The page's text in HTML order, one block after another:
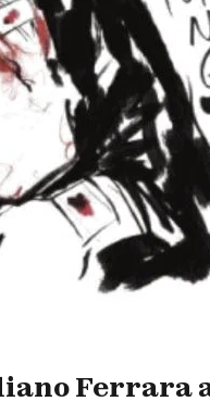
Ferrara